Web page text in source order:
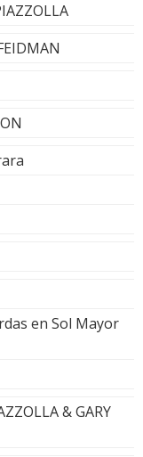
en Sol Mayor
& GARY